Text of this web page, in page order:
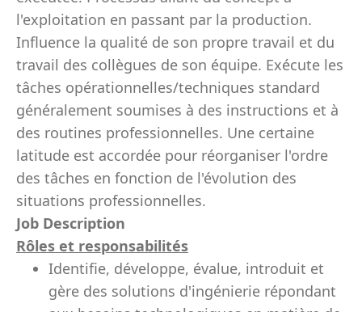
l'exploitation en passant par la production.
Influence la qualité de son propre travail et du
travail des collègues de son équipe. Exécute les
tâches opérationnelles/techniques standard
généralement soumises à des instructions et à
des routines professionnelles. Une certaine
latitude est accordée pour réorganiser l'ordre
des tâches en fonction de l'évolution des
situations professionnelles.
Job Description
Rôles et responsabilités
Identifie, développe, évalue, introduit et
gère des solutions d'ingénierie répondant